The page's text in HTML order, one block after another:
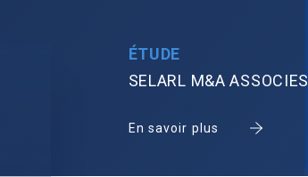
ÉTUDE
SELARL M&A ASSOCIES
En savoir plus